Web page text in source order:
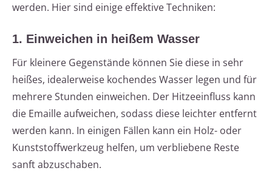
werden. Hier sind einige effektive Techniken:
1. Einweichen in heißem Wasser
Für kleinere Gegenstände können Sie diese in sehr
heißes, idealerweise kochendes Wasser legen und für
mehrere Stunden einweichen. Der Hitzeeinfluss kann
die Emaille aufweichen, sodass diese leichter entfernt
werden kann. In einigen Fällen kann ein Holz- oder
Kunststoffwerkzeug helfen, um verbliebene Reste
sanft abzuschaben.